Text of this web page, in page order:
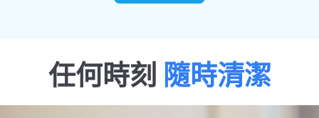
任何時刻 隨時清潔